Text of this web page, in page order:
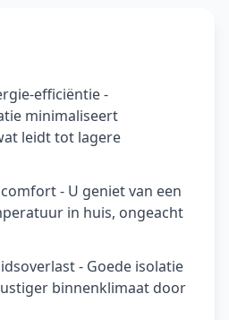
efficiëntie -
minimaliseert
leidt tot lagere
- U geniet van een
in huis, ongeacht
- Goede isolatie
binnenklimaat door